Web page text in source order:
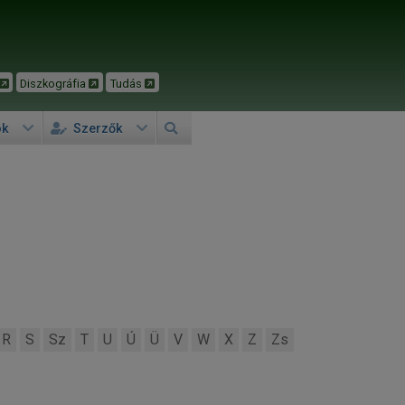
Diszkográfia Tudás
Szerzők
R S Sz T U Ú Ü V W X Z
Zs